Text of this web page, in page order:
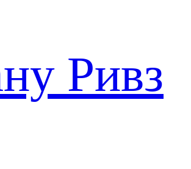
Ривз